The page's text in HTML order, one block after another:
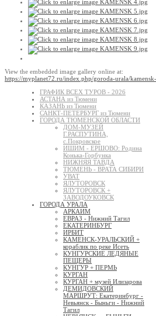
View the embedded image gallery online at:
https://myplanet72.ru/index.php/goroda-urala/
ГРАФИК ВСЕХ ТУРОВ - 2026
АСТАНА из Тюмени
КАЗАНЬ из Тюмени
САНКТ-ПЕТЕРБУРГ из Тюмени
ГОРОДА ТЮМЕНСКОЙ ОБЛАСТИ
ДОМ-МУЗЕЙ
Г.РАСПУТИНА,
с.Покровское
ИШИМ - ЕРШОВО: Родина
Конька-Горбунка
НИЖНЯЯ ТАВДА
ТЮМЕНЬ - ВРАТА СИБИРИ
УВАТ
ЯЛУТОРОВСК
ЯЛУТОРОВСК +
ЗАВОДОУКОВСК
ГОРОДА УРАЛА
АРКАИМ
ЕВРАЗ - Нижний Тагил
ЕКАТЕРИНБУРГ
ИРБИТ
КАМЕНСК-УРАЛЬСКИЙ +
кораблик по реке Исеть
КУНГУРСКИЕ ЛЕДЯНЫЕ
ПЕЩЕРЫ
КУНГУР + ПЕРМЬ
КУРГАН
КУРГАН + музей Илизарова
ДЕМИДОВСКИЙ
МАРШРУТ: Екатеринбург -
Невьянск - Быньги - Нижний
Тагил